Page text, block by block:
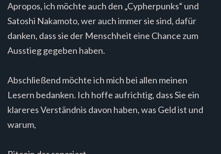
Apropos, ich möchte auch den „Cypherpunks“ und
Satoshi Nakamoto, wer auch immer sie sind, dafür
danken, dass sie der Menschheit eine Chance zum
Ausstieg gegeben haben.
Abschließend möchte ich mich bei allen meinen
Lesern bedanken. Ich hoffe aufrichtig, dass Sie ein
klareres Verständnis davon haben, was Geld ist und
warum,